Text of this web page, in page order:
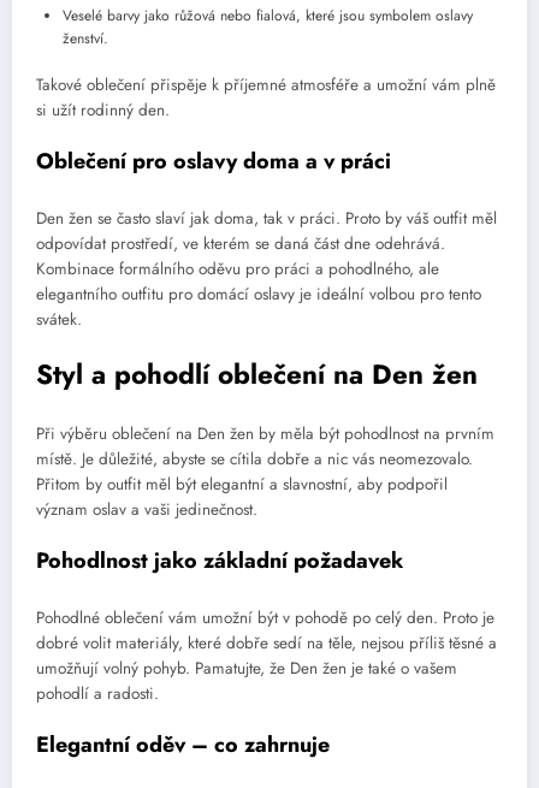
Veselé barvy jako růžová nebo fialová, které jsou symbolem oslavy
ženství.
Takové oblečení přispěje k příjemné atmosféře a umožní vám plně
si užít rodinný den.
Oblečení pro oslavy doma a v práci
Den žen se často slaví jak doma, tak v práci. Proto by váš outfit měl
odpovídat prostředí, ve kterém se daná část dne odehrává.
Kombinace formálního oděvu pro práci a pohodlného, ale
elegantního outfitu pro domácí oslavy je ideální volbou pro tento
svátek.
Styl a pohodlí oblečení na Den žen
Při výběru oblečení na Den žen by měla být pohodlnost na prvním
místě. Je důležité, abyste se cítila dobře a nic vás neomezovalo.
Přitom by outfit měl být elegantní a slavnostní, aby podpořil
význam oslav a vaši jedinečnost.
Pohodlnost jako základní požadavek
Pohodlné oblečení vám umožní být v pohodě po celý den. Proto je
dobré volit materiály, které dobře sedí na těle, nejsou příliš těsné a
umožňují volný pohyb. Pamatujte, že Den žen je také o vašem
pohodlí a radosti.
Elegantní oděv – co zahrnuje